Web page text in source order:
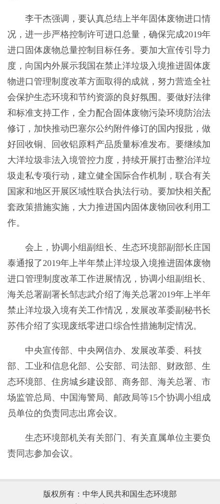
李干杰强调，要认真总结上半年固体废物进口情
况，进一步严格控制许可进口总量，确保完成2019年
进口固体废物总量控制目标任务。要加大宣传引导力
度，向国内外展示我国在禁止洋垃圾入境推进固体废
物进口管理制度改革方面取得的成就，努力营造全社
会保护生态环境和节约资源的良好氛围。要做好法律
和标准支持工作，全力配合固体废物污染环境防治法
修订，加快推动巴塞尔公约附件修订的国内报批，做
好回收铜、回收铝原料产品质量标准发布。要继续加
大洋垃圾非法入境管控力度，持续开展打击整治洋垃
圾走私专项行动，建立健全国际合作机制，联合有关
国家和地区开展区域性联合执法行动。要加快相关配
套政策措施实施，大力推进国内固体废物回收利用工
作。
会上，协调小组副组长、生态环境部副部长庄国
泰通报了2019年上半年禁止洋垃圾入境推进固体废物
进口管理制度改革工作进展情况，协调小组副组长、
海关总署副署长邹志武介绍了海关总署2019年上半年
禁止洋垃圾入境有关工作情况，发展改革委副秘书长
苏伟介绍了实现废纸零进口综合性措施制定情况。
中央宣传部、中央网信办、发展改革委、科技
部、工业和信息化部、公安部、司法部、财政部、生
态环境部、住房城乡建设部、商务部、海关总署、市
场监管总局、中国海警局、邮政局等15个协调小组成
员单位的负责同志出席会议。
生态环境部机关有关部门、有关直属单位主要负
责同志参加会议。
版权所有：中华人民共和国生态环境部